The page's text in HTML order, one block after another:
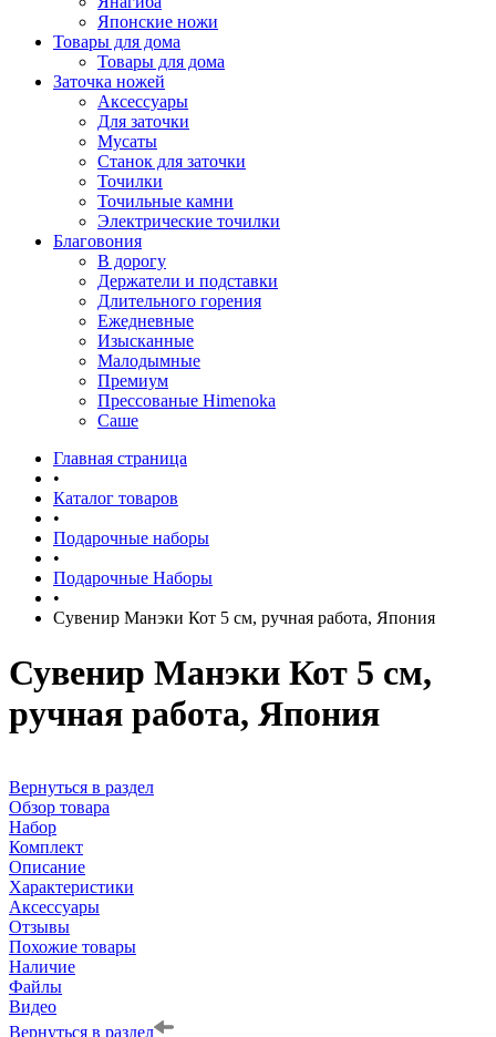
Японские ножи
Товары для дома
Товары для дома
Заточка ножей
Аксессуары
Для заточки
Мусаты
Станок для заточки
Точилки
Точильные камни
Электрические точилки
Благовония
В дорогу
Держатели и подставки
Длительного горения
Ежедневные
Изысканные
Малодымные
Премиум
Прессованые Himenoka
Саше
Главная страница
•
Каталог товаров
•
Подарочные наборы
•
Подарочные Наборы
•
Сувенир Манэки Кот 5 см, ручная работа, Япония
Сувенир Манэки Кот 5 см,
ручная работа, Япония
Вернуться в раздел
Обзор товара
Набор
Комплект
Описание
Характеристики
Аксессуары
Отзывы
Похожие товары
Наличие
Файлы
Видео
Вернуться в раздел